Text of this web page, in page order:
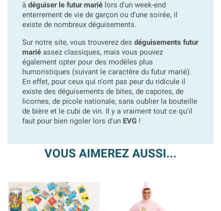
à déguiser le futur marié lors d'un week-end
enterrement de vie de garçon ou d'une soirée, il
existe de nombreux déguisements.
Sur notre site, vous trouverez des déguisements futur
marié assez classiques, mais vous pouvez
également opter pour des modèles plus
humoristiques (suivant le caractère du futur marié).
En effet, pour ceux qui n'ont pas peur du ridicule il
existe des déguisements de bites, de capotes, de
licornes, de picole nationale, sans oublier la bouteille
de bière et le cubi de vin. Il y a vraiment tout ce qu'il
faut pour bien rigoler lors d'un EVG !
VOUS AIMEREZ AUSSI...